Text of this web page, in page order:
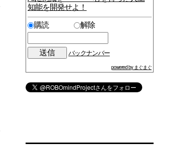
知能を開発せよ！
購読
解除
バックナンバー
powered by まぐまぐ